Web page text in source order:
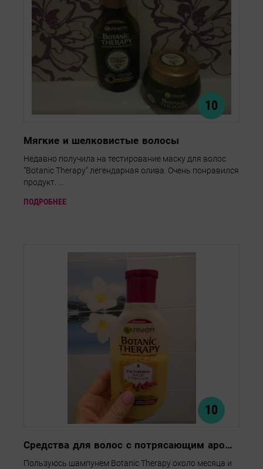
10
Мягкие и шелковистые волосы
Недавно получила на тестирование маску для волос
"Botanic Therapy" легендарная олива. Очень понравился
продукт. ...
ПОДРОБНЕЕ
10
Средства для волос с потрясающим ароматом
Пользуюсь шампунем Botanic Therapy около месяца и